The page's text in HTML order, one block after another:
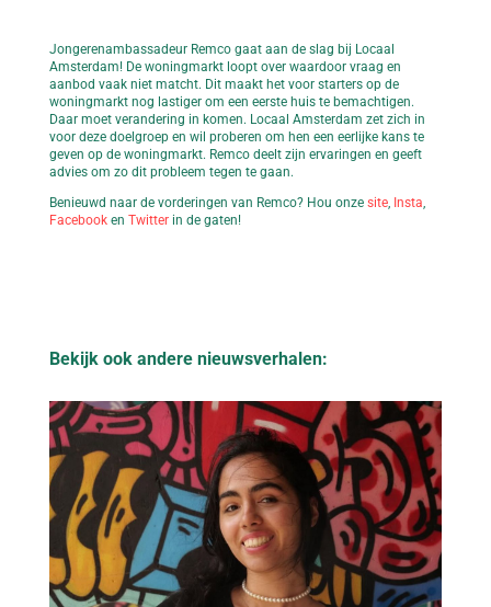
Jongerenambassadeur Remco gaat aan de slag bij Locaal
Amsterdam! De woningmarkt loopt over waardoor vraag en
aanbod vaak niet matcht. Dit maakt het voor starters op de
woningmarkt nog lastiger om een eerste huis te bemachtigen.
Daar moet verandering in komen. Locaal Amsterdam zet zich in
voor deze doelgroep en wil proberen om hen een eerlijke kans te
geven op de woningmarkt. Remco deelt zijn ervaringen en geeft
advies om zo dit probleem tegen te gaan.
Benieuwd naar de vorderingen van Remco? Hou onze site, Insta,
Facebooken Twitterin de gaten!
Bekijk ook andere nieuwsverhalen: